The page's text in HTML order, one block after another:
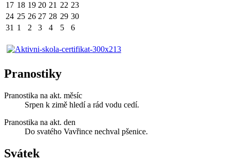
17 18 19 20 21 22 23
24 25 26 27 28 29 30
31 1 2 3 4 5 6
Pranostiky
Pranostika na akt. měsíc
Srpen k zimě hledí a rád vodu cedí.
Pranostika na akt. den
Do svatého Vavřince nechval pšenice.
Svátek